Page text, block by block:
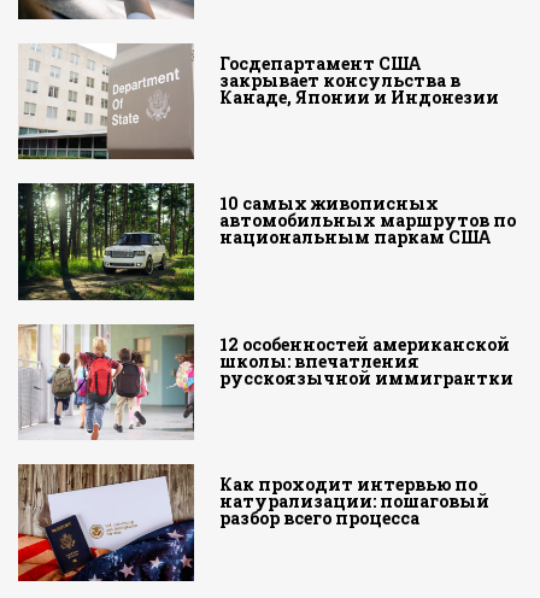
Госдепартамент США
закрывает консульства в
Канаде, Японии и Индонезии
10 самых живописных
автомобильных маршрутов по
национальным паркам США
12 особенностей американской
школы: впечатления
русскоязычной иммигрантки
Как проходит интервью по
натурализации: пошаговый
разбор всего процесса